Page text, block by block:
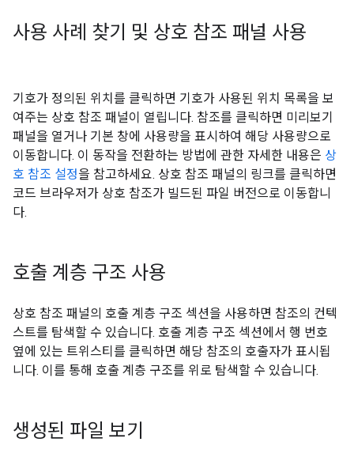
사용 사례 찾기 및 상호 참조 패널 사용
기호가 정의된 위치를 클릭하면 기호가 사용된 위치 목록을 보
여주는 상호 참조 패널이 열립니다. 참조를 클릭하면 미리보기
패널을 열거나 기본 창에 사용량을 표시하여 해당 사용량으로
이동합니다. 이 동작을 전환하는 방법에 관한 자세한 내용은 상
호 참조 설정을 참고하세요. 상호 참조 패널의 링크를 클릭하면
코드 브라우저가 상호 참조가 빌드된 파일 버전으로 이동합니
다.
호출 계층 구조 사용
상호 참조 패널의 호출 계층 구조 섹션을 사용하면 참조의 컨텍
스트를 탐색할 수 있습니다. 호출 계층 구조 섹션에서 행 번호
옆에 있는 트위스티를 클릭하면 해당 참조의 호출자가 표시됩
니다. 이를 통해 호출 계층 구조를 위로 탐색할 수 있습니다.
생성된 파일 보기